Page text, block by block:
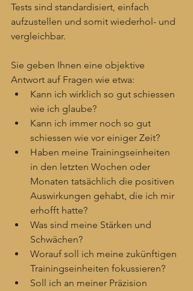
Tests sind standardisiert, einfach
aufzustellen und somit wiederhol- und
vergleichbar.
Sie geben Ihnen eine objektive
Antwort auf Fragen wie etwa:
Kann ich wirklich so gut schiessen
wie ich glaube?
Kann ich immer noch so gut
schiessen wie vor einiger Zeit?
Haben meine Trainingseinheiten
in den letzten Wochen oder
Monaten tatsächlich die positiven
Auswirkungen gehabt, die ich mir
erhofft hatte?
Was sind meine Stärken und
Schwächen?
Worauf soll ich meine zukünftigen
Trainingseinheiten fokussieren?
Soll ich an meiner Präzision